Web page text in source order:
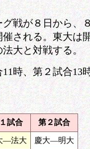
戦が８日から、
される。東大は
大と対戦する。
時、第２試合13
試合 第２試合
―法大 慶大―明大